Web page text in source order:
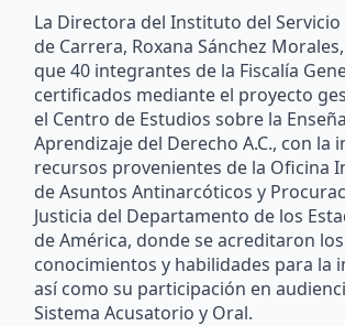
La Directora del Instituto del
de Carrera, Roxana Sánchez
que 40 integrantes de la Fiscalía
certificados mediante el proyecto
el Centro de Estudios sobre la
Aprendizaje del Derecho A.C., con la
recursos provenientes de la Oficina
de Asuntos Antinarcóticos y
Justicia del Departamento de los
de América, donde se acreditaron los
conocimientos y habilidades para la
así como su participación en
Sistema Acusatorio y Oral.